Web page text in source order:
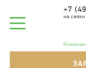
+7
на